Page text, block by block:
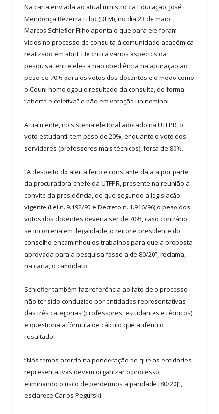
Na carta enviada ao atual ministro da Educação, José
Mendonça Bezerra Filho (DEM), no dia 23 de maio,
Marcos Schiefler Filho aponta o que para ele foram
vícios no processo de consulta à comunidade acadêmica
realizado em abril. Ele critica vários aspectos da
pesquisa, entre eles a não obediência na apuração ao
peso de 70% para os votos dos docentes e o modo como
o Couni homologou o resultado da consulta, de forma
“aberta e coletiva” e não em votação uninominal.
Atualmente, no sistema eleitoral adotado na UTFPR, o
voto estudantil tem peso de 20%, enquanto o voto dos
servidores (professores mais técnicos), força de 80%.
“A despeito do alerta feito e constante da ata por parte
da procuradora-chefe da UTFPR, presente na reunião a
convite da presidência, de que segundo a legislação
vigente (Lei n. 9.192/95 e Decreto n. 1.916/96) o peso dos
votos dos docentes deveria ser de 70%, caso contrário
se incorreria em ilegalidade, o reitor e presidente do
conselho encaminhou os trabalhos para que a proposta
aprovada para a pesquisa fosse a de 80/20”, reclama,
na carta, o candidato.
Schiefler também faz referência ao fato de o processo
não ter sido conduzido por entidades representativas
das três categorias (professores, estudantes e técnicos)
e questiona a fórmula de cálculo que auferiu o
resultado.
“Nós temos acordo na ponderação de que as entidades
representativas devem organizar o processo,
eliminando o risco de perdermos a paridade [80/20]”,
esclarece Carlos Pegurski.